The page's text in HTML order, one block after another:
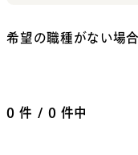
希望の職種がない場
0 件 / 0 件中